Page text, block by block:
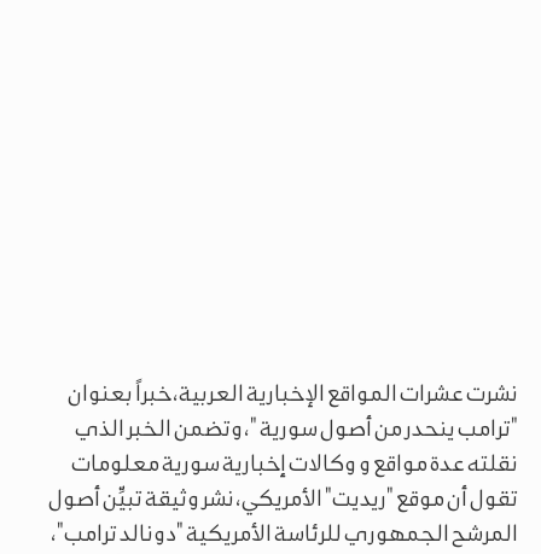
نشرت عشرات المواقع الإخبارية العربية، خبراً بعنوان
"ترامب ينحدر من أصول سورية "، وتضمن الخبر الذي
نقلته عدة مواقع و وكالات إخبارية سورية معلومات
تقول أن موقع "ريديت" الأمريكي، نشر وثيقة تبيِّن أصول
المرشح الجمهوري للرئاسة الأمريكية "دونالد ترامب"،